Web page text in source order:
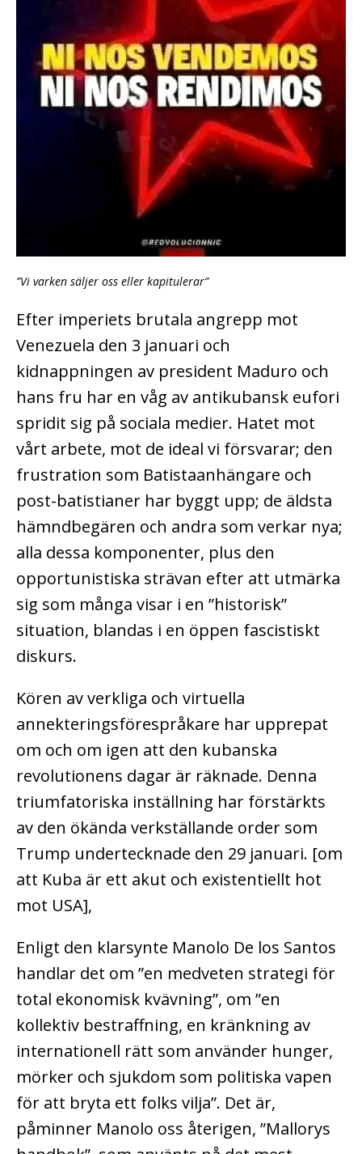
”Vi varken säljer oss eller kapitulerar”
Efter imperiets brutala angrepp mot
Venezuela den 3 januari och
kidnappningen av president Maduro och
hans fru har en våg av antikubansk eufori
spridit sig på sociala medier. Hatet mot
vårt arbete, mot de ideal vi försvarar; den
frustration som Batistaanhängare och
post-batistianer har byggt upp; de äldsta
hämndbegären och andra som verkar nya;
alla dessa komponenter, plus den
opportunistiska strävan efter att utmärka
sig som många visar i en ”historisk”
situation, blandas i en öppen fascistiskt
diskurs.
Kören av verkliga och virtuella
annekteringsförespråkare har upprepat
om och om igen att den kubanska
revolutionens dagar är räknade. Denna
triumfatoriska inställning har förstärkts
av den ökända verkställande order som
Trump undertecknade den 29 januari. [om
att Kuba är ett akut och existentiellt hot
mot USA],
Enligt den klarsynte Manolo De los Santos
handlar det om ”en medveten strategi för
total ekonomisk kvävning”, om ”en
kollektiv bestraffning, en kränkning av
internationell rätt som använder hunger,
mörker och sjukdom som politiska vapen
för att bryta ett folks vilja”. Det är,
påminner Manolo oss återigen, ”Mallorys